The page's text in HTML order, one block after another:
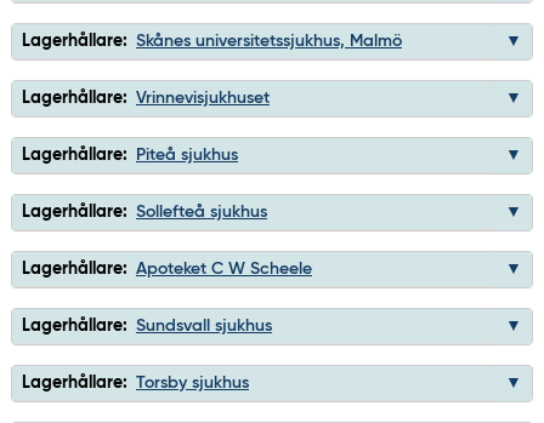
Lagerhållare: Skånes universitetssjukhus, Malmö
Lagerhållare: Vrinnevisjukhuset
Lagerhållare: Piteå sjukhus
Lagerhållare: Sollefteå sjukhus
Lagerhållare: Apoteket C W Scheele
Lagerhållare: Sundsvall sjukhus
Lagerhållare: Torsby sjukhus